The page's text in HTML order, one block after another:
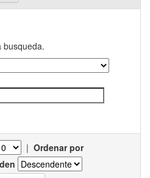
busqueda.
| Ordenar por